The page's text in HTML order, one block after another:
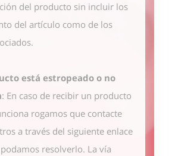
del producto sin incluir los
del artículo como de los
está estropeado o no
: En caso de recibir un producto
rogamos que contacte
a través del siguiente enlace
resolverlo. La vía